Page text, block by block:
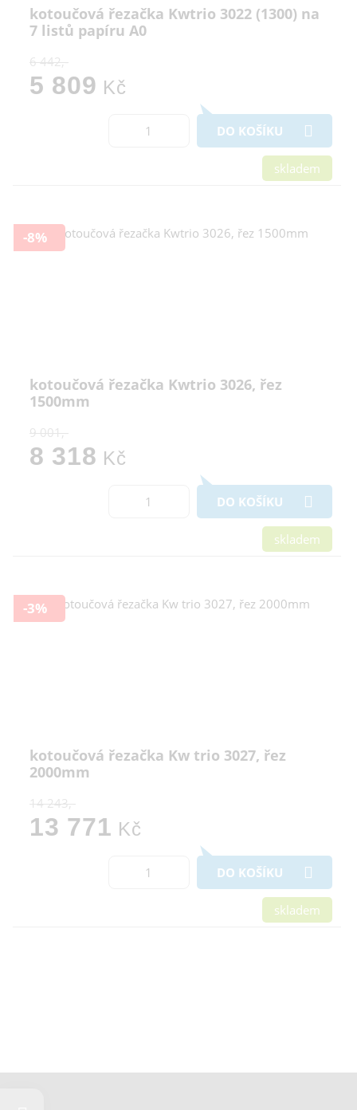
kotoučová řezačka Kwtrio 3022 (1300) na
7 listů papíru A0
6 442,-
5 809 Kč
DO KOŠÍKU
skladem
-8%
kotoučová řezačka Kwtrio 3026, řez
1500mm
9 001,-
8 318 Kč
DO KOŠÍKU
skladem
-3%
kotoučová řezačka Kw trio 3027, řez
2000mm
14 243,-
13 771 Kč
DO KOŠÍKU
skladem